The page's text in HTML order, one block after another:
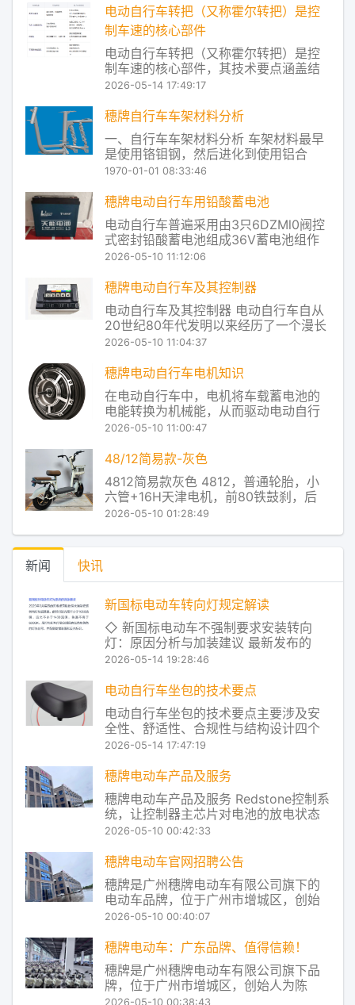
托车及电动自行车生产企业。作为国内
专业从事电动摩托车、电动自行车系列
产品研发、制造与销售的现代化高科技
企业，
电动自行车转把（又称霍尔转把）是控
制车速的核心部件
电动自行车转把（又称霍尔转把）是控
制车速的核心部件，其技术要点涵盖结
构原理、信号输出、安全机制及常见故
料整理的关键技术要点： ‌一、基本结构
与工作原理‌ ‌核心组件‌： ‌磁钢‌：随转把转
动改变磁场位置。 ‌霍尔元件‌：检
2026-05-14 17:49:17
穗牌自行车车架材料分析
一、自行车车架材料分析 车架材料最早
是使用铬钼钢，然后进化到使用铝合
金，再然后是复合材料的使用如碳纤
升管件和结构设计能力，并创新加工技
术。为的就是让车架更轻、更强、更舒
适和美观。目前，制造自行车车架的材
料主要有以下几种：钢
1970-01-01 08:33:46
穗牌电动自行车用铅酸蓄电池
电动自行车普遍采用由3只6DZMl0阀控
式密封铅酸蓄电池组成36V蓄电池组作
为动力源。实车使用结果表明：3只电池
在严格控制工艺过程的同时，许多厂家
还使用了配组机，根据新电池的开路电
压、放电电压以及放电容量，选取数值
相近的
2026-05-10 11:12:06
穗牌电动自行车及其控制器
电动自行车及其控制器 电动自行车自从
20世纪80年代发明以来经历了一个漫长
的发展过程在20世纪90年代北京的道路
术并没有过关以及交通管理上的一些问
题逐渐在马路上消失了。当时主要的问
题是电源没过关那时的电动自行车使用
的电源是
2026-05-10 11:04:37
穗牌电动自行车电机知识
在电动自行车中，电机将车载蓄电池的
电能转换为机械能，从而驱动电动自行
车的轮毂部件，以达到电动前行的目
电机也包括其减速机构等。电机是电动
自行车的关键部件，由于电动自行车所
带的能源有限，为了能够做全天候的交
通工具，更应具有能耐
2026-05-10 11:00:47
48/12简易款-灰色
4812简易款灰色 4812，普通轮胎，小
六管+16H天津电机，前80铁鼓刹，后
110大鼓，有底铁蓝，无靠背 穗牌电动车
2026-05-10 01:28:49
新闻 快讯
新国标电动车转向灯规定解读
◇ 新国标电动车不强制要求安装转向
灯：原因分析与加装建议 最新发布的
《电动自行车安全技术规范》并未将转
给予生产厂家更大的灵活空间并控制成
本。以下将详细说明新标准对灯光系统
的具体要求，解释转向灯非强制的原
因，并给出相关加装建
2026-05-14 19:28:46
电动自行车坐包的技术要点
电动自行车坐包的技术要点主要涉及‌安
全性、舒适性、合规性与结构设计‌四个
方面。结合当前（2026年5月）最新公
技术要点‌ ‌符合国标限值‌： 后座或坐包安
装后不得影响车辆的‌稳定性、制动性能
及转向灵活性‌‌‌ 。 ‌总
2026-05-14 17:47:19
穗牌电动车产品及服务
穗牌电动车产品及服务 Redstone控制系
统，让控制器主芯片对电池的放电状态
进行实时监控，从而把电池放电和电机
机在行驶中能得到合理的扭矩和动力。
实际上是将电池、电机、控制器三者在
工作过程中进行实时的调控。 电动车
MTH互
2026-05-10 00:42:33
穗牌电动车官网招聘公告
穗牌是广州穗牌电动车有限公司旗下的
电动车品牌，位于广州市增城区，创始
人为陈洁，其于2009年任飞肯摩托副总
经营电动自行车、电动摩托车等产品，
并响应国家工业互联网发展战略，开发
了Redstone控制系统、MTH互联管家等
2026-05-10 00:40:07
穗牌电动车：广东品牌、值得信赖！
穗牌是广州穗牌电动车有限公司旗下品
牌，位于广州市增城区，创始人为陈
洁，其于2009年任飞肯摩托副总经理，
2026-05-10 00:38:43